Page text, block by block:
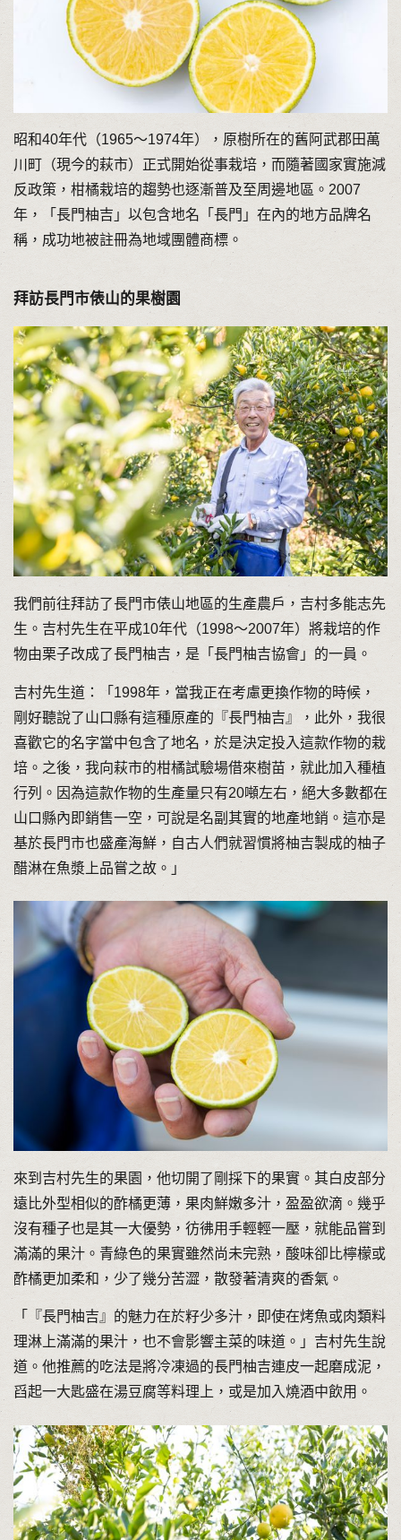
昭和40年代（1965～1974年），原樹所在的舊阿武郡田萬
川町（現今的萩市）正式開始從事栽培，而隨著國家實施減
反政策，柑橘栽培的趨勢也逐漸普及至周邊地區。2007
年，「長門柚吉」以包含地名「長門」在內的地方品牌名
稱，成功地被註冊為地域團體商標。
拜訪長門市俵山的果樹園
我們前往拜訪了長門市俵山地區的生產農戶，吉村多能志先
生。吉村先生在平成10年代（1998～2007年）將栽培的作
物由栗子改成了長門柚吉，是「長門柚吉協會」的一員。
吉村先生道：「1998年，當我正在考慮更換作物的時候，
剛好聽說了山口縣有這種原產的『長門柚吉』，此外，我很
喜歡它的名字當中包含了地名，於是決定投入這款作物的栽
培。之後，我向萩市的柑橘試驗場借來樹苗，就此加入種植
行列。因為這款作物的生產量只有20噸左右，絕大多數都在
山口縣內即銷售一空，可說是名副其實的地產地銷。這亦是
基於長門市也盛產海鮮，自古人們就習慣將柚吉製成的柚子
醋淋在魚漿上品嘗之故。」
來到吉村先生的果園，他切開了剛採下的果實。其白皮部分
遠比外型相似的酢橘更薄，果肉鮮嫩多汁，盈盈欲滴。幾乎
沒有種子也是其一大優勢，彷彿用手輕輕一壓，就能品嘗到
滿滿的果汁。青綠色的果實雖然尚未完熟，酸味卻比檸檬或
酢橘更加柔和，少了幾分苦澀，散發著清爽的香氣。
「『長門柚吉』的魅力在於籽少多汁，即使在烤魚或肉類料
理淋上滿滿的果汁，也不會影響主菜的味道。」吉村先生說
道。他推薦的吃法是將冷凍過的長門柚吉連皮一起磨成泥，
舀起一大匙盛在湯豆腐等料理上，或是加入燒酒中飲用。